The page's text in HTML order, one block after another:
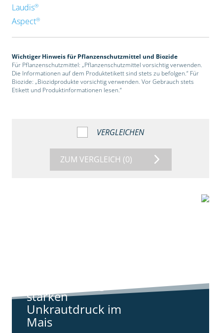
Laudis®
Aspect®
Wichtiger Hinweis für Pflanzenschutzmittel und Biozide
Für Pflanzenschutzmittel: „Pflanzenschutzmittel vorsichtig verwenden.
Die Informationen auf dem Produktetikett sind stets zu befolgen.“ Für
Biozide: „Biozidprodukte vorsichtig verwenden. Vor Gebrauch stets
Etikett und Produktinformationen lesen.“
VERGLEICHEN
ZUM VERGLEICH (0)
starken
Unkrautdruck im
Mais